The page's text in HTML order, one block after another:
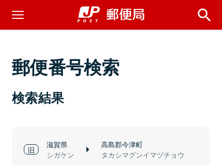
郵便番号検索
検索結果
滋賀県
シガケン
高島郡今津町
タカシマグンイマヅチョウ